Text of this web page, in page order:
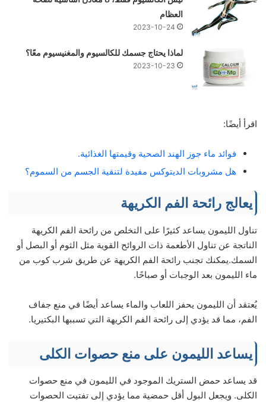
العظام
2023-10-24
لماذا يحتاج جسمك للكالسيوم والمغنيسيوم معًا؟
2023-10-23
اقرأ أيضًا:
فوائد ماء جوز الهند الصحية وقيمتها الغذائية.
هل مشروبات الديتوكس مفيدة لتنقية الجسم من السموم؟
يعالج رائحة الفم الكريهة
تناول الليمون يساعد كثيرًا على التخلص من رائحة الفم الكريهة
الناتجة عن تناول الأطعمة ذات الروائح القوية مثل الثوم أو البصل أو
السمك.يمكنك تجنب رائحة الفم الكريهة عن طريق شرب كوب من
ماء الليمون بعد الوجبات أو صباحًا.
يُعتقد أن الليمون يحفز اللعاب والماء يساعد أيضًا في منع جفاف
الفم، مما قد يؤدي إلى رائحة الفم الكريهة التي تسببها البكتيريا.
يساعد الليمون على منع حصوات الكلى
قد يساعد حمض الستريك الموجود في الليمون في منع حصوات
الكلى. ويجعل البول أقل حمضية مما يؤدي إلى تفتيت الحصوات